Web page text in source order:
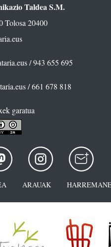
Taldea S.M.
Tolosa 20400
/ 943 655 695
/ 661 678 818
garatua
ARAUAK